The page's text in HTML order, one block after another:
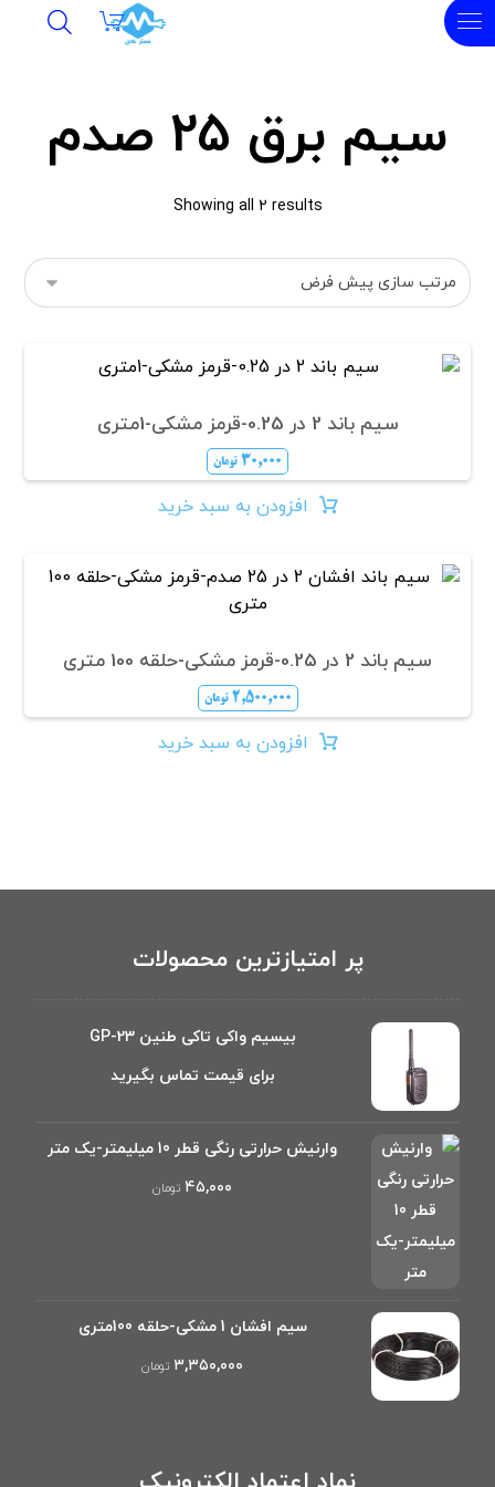
سیم برق 25 صدم
Showing all 2 results
سیم باند 2 در 0.25-قرمز مشکی-1متری
۳۰,۰۰۰ تومان
افزودن به سبد خرید
سیم باند 2 در 0.25-قرمز مشکی-حلقه 100 متری
۲,۵۰۰,۰۰۰ تومان
افزودن به سبد خرید
پر امتیازترین محصولات
بیسیم واکی تاکی طنین GP-23
برای قیمت تماس بگیرید
وارنیش حرارتی رنگی قطر 10 میلیمتر-یک متر
۴۵,۰۰۰ تومان
سیم افشان 1 مشکی-حلقه 100متری
۳,۳۵۰,۰۰۰ تومان